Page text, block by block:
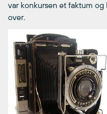
var konkursen et faktum
over.